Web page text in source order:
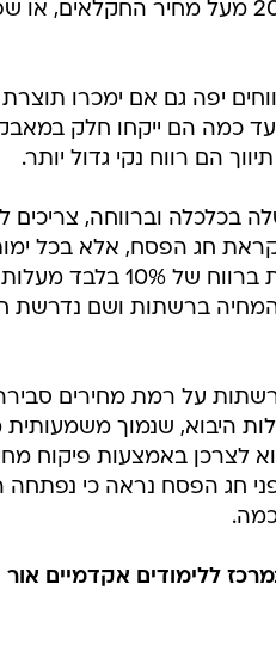
יפה גם אם ימכרו תוצרת
עד כמה הם ייקחו חלק
הם רווח נקי גדול יותר.
בכלכלה וברווחה,
חג הפסח, אלא בכל
את חלקם למכירת ירקות
ברשתות ושם נדרשת
על רמת מחירים
היבוא, שנמוך
לצרכן באמצעות פיקוח
חג הפסח נראה כי
ללימודים אקדמיים